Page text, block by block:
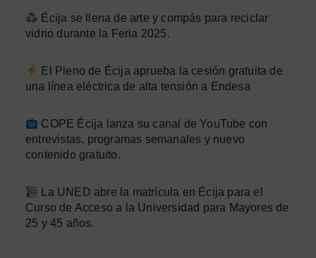
Écija se llena de arte y compás para reciclar
vidrio durante la Feria 2025.
El Pleno de Écija aprueba la cesión gratuita de
una línea eléctrica de alta tensión a Endesa
COPE Écija lanza su canal de YouTube con
entrevistas, programas semanales y nuevo
contenido gratuito.
La UNED abre la matrícula en Écija para el
Curso de Acceso a la Universidad para Mayores de
25 y 45 años.